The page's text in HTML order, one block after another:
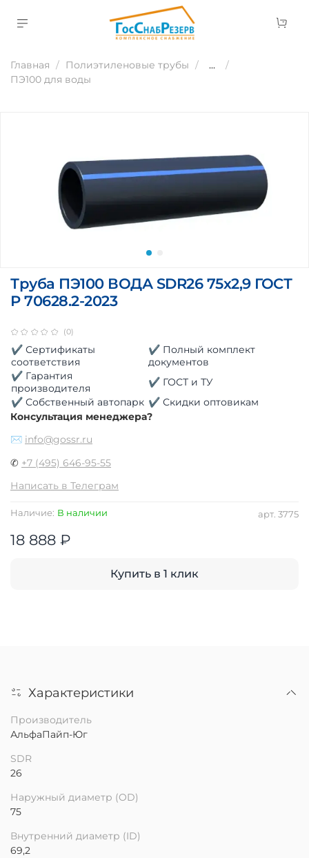
Главная Полиэтиленовые трубы
...
ПЭ100 для воды
(0)
арт. 3775
Наличие: В наличии
Труба ПЭ100 ВОДА SDR26 75х2,9 ГОСТ
Р 70628.2-2023
18 888 ₽
Купить в 1 клик
✔ Сертификаты
соответствия
✔ Полный комплект
документов
✔ Гарантия
производителя
✔ ГОСТ и ТУ
✔ Собственный автопарк ✔ Скидки оптовикам
Консультация менеджера?
✉ info@gossr.ru
✆ +7 (495) 646-95-55
Написать в Телеграм
Характеристики
Производитель
АльфаПайп-Юг
SDR
26
Наружный диаметр (OD)
75
Внутренний диаметр (ID)
69,2